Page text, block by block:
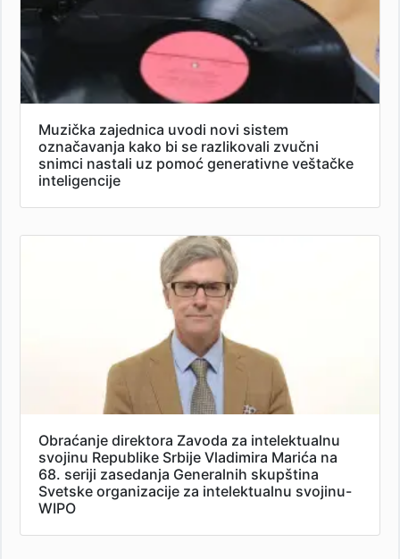
Muzička zajednica uvodi novi sistem
označavanja kako bi se razlikovali zvučni
snimci nastali uz pomoć generativne veštačke
inteligencije
Obraćanje direktora Zavoda za intelektualnu
svojinu Republike Srbije Vladimira Marića na
68. seriji zasedanja Generalnih skupština
Svetske organizacije za intelektualnu svojinu-
WIPO